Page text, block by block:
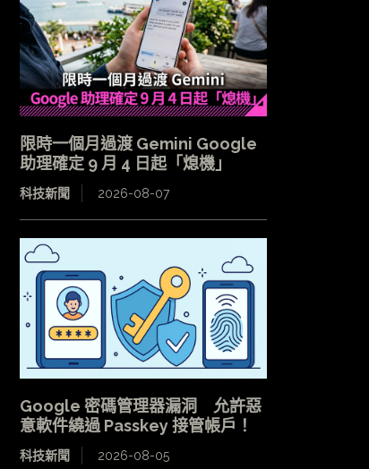
限時一個月過渡 Gemini Google
助理確定 9 月 4 日起「熄機」
科技新聞 2026-08-07
Google 密碼管理器漏洞 允許惡
意軟件繞過 Passkey 接管帳戶！
科技新聞 2026-08-05